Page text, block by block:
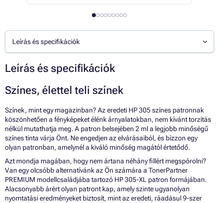
Leírás és specifikációk
Leírás és specifikációk
Színes, élettel teli színek
Színek, mint egy magazinban? Az eredeti HP 305 színes patronnak
köszönhetően a fényképeket élénk árnyalatokban, nem kívánt torzítás
nélkül mutathatja meg. A patron belsejében 2 ml a legjobb minőségű
színes tinta várja Önt. Ne engedjen az elvárásaiból, és bízzon egy
olyan patronban, amelynél a kiváló minőség magától értetődő.
Azt mondja magában, hogy nem ártana néhány fillért megspórolni?
Van egy olcsóbb alternatívánk az Ön számára a TonerPartner
PREMIUM modellcsaládjába tartozó HP 305-XL patron formájában.
Alacsonyabb árért olyan patront kap, amely szinte ugyanolyan
nyomtatási eredményeket biztosít, mint az eredeti, ráadásul 9-szer